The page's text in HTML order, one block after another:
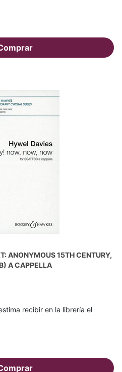
ANONYMOUS 15TH CENTURY,
A CAPPELLA
recibir en la librería el